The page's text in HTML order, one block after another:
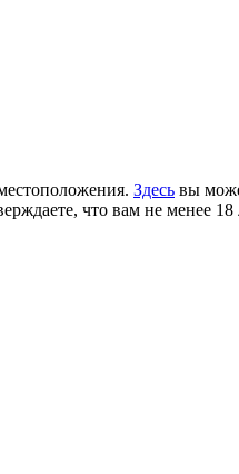
Здесь вы
что вам не менее 18